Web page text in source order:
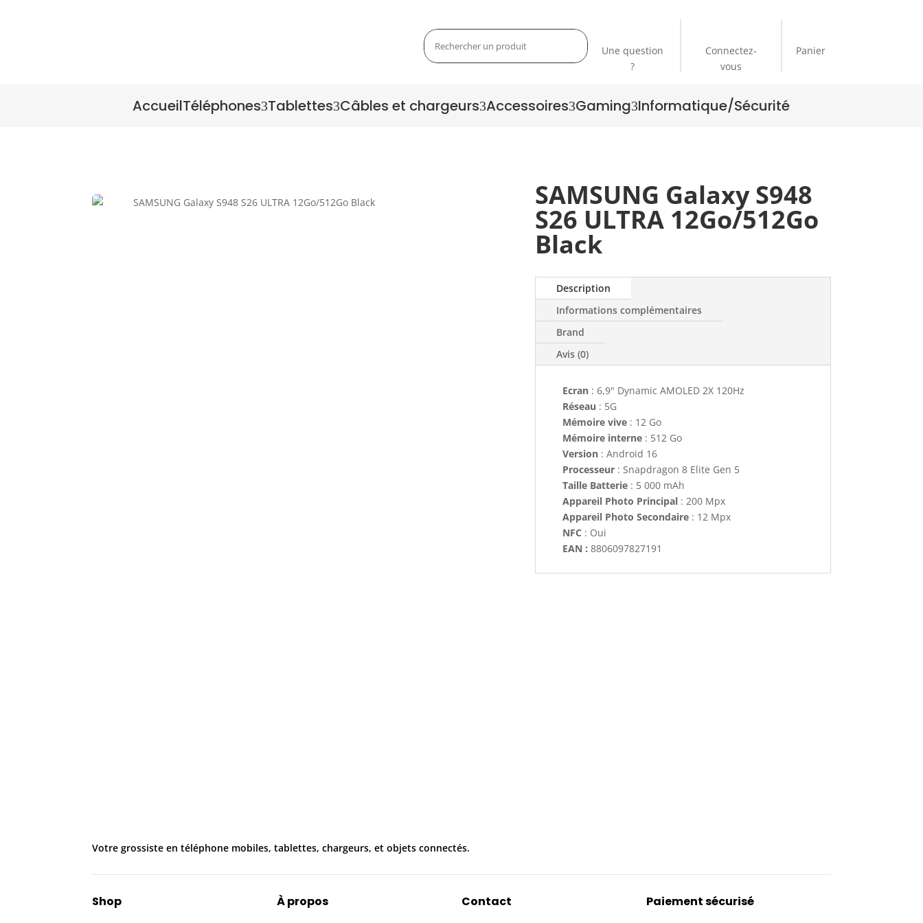
Une question
?
Connectez-
vous
Panier
AccueilTéléphones3Tablettes3Câbles et chargeurs3Accessoires3Gaming3Informatique/Sécurité
SAMSUNG Galaxy S948
S26 ULTRA 12Go/512Go
Black
Description
Informations complémentaires
Brand
Avis (0)
Ecran: 6,9" Dynamic AMOLED 2X 120Hz
Réseau : 5G
Mémoire vive: 12 Go
Mémoire interne: 512 Go
Version: Android 16
Processeur: Snapdragon 8 Elite Gen 5
Taille Batterie: 5 000 mAh
Appareil Photo Principal: 200 Mpx
Appareil Photo Secondaire: 12 Mpx
NFC : Oui
EAN : 8806097827191
Votre grossiste en téléphone mobiles, tablettes, chargeurs, et objets connectés.
Shop À propos Contact Paiement sécurisé